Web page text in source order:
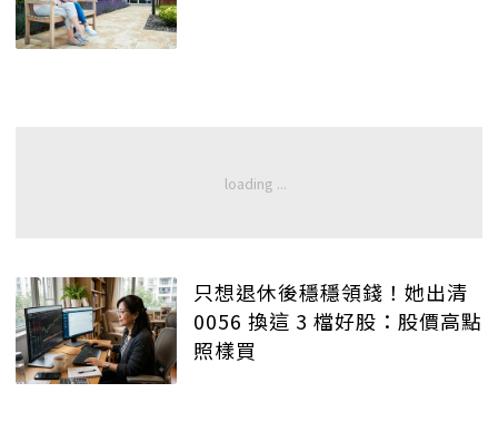
只想退休後穩穩領錢！她出清
0056 換這 3 檔好股：股價高點
照樣買